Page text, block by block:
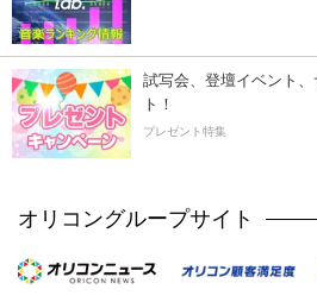
試写会、登壇イベント
ト！
プレゼント特集
オリコングループサイト